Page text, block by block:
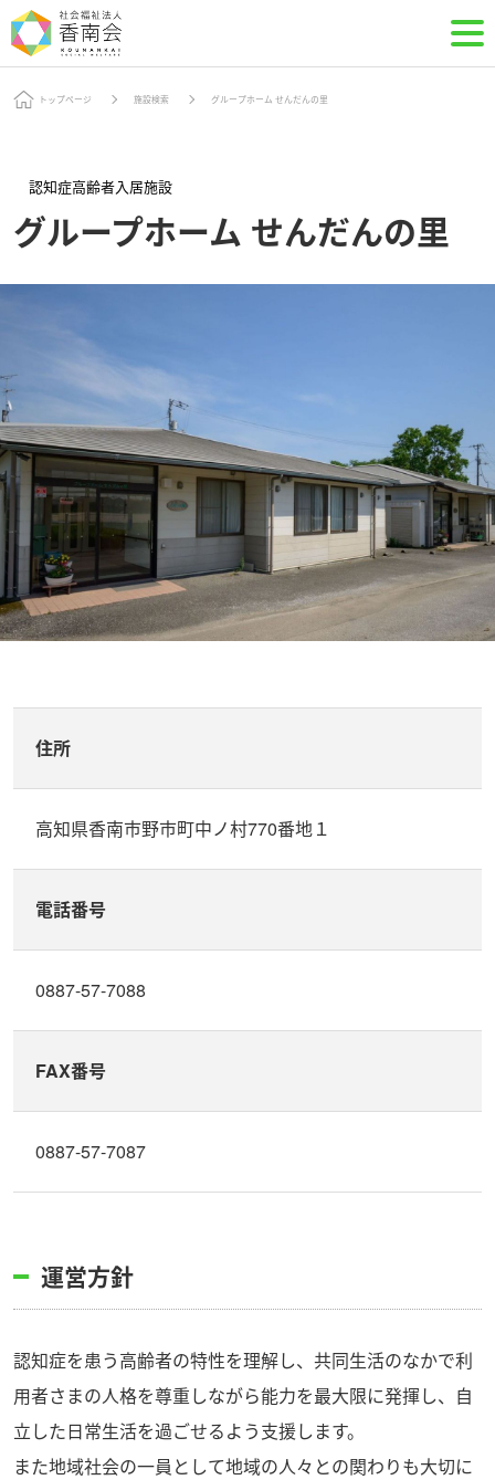
トップページ 施設検索 グループホーム せんだんの里
認知症高齢者入居施設
グループホーム せんだんの里
住所
高知県香南市野市町中ノ村770番地１
電話番号
0887-57-7088
FAX番号
0887-57-7087
運営方針
認知症を患う高齢者の特性を理解し、共同生活のなかで利
用者さまの人格を尊重しながら能力を最大限に発揮し、自
立した日常生活を過ごせるよう支援します。
また地域社会の一員として地域の人々との関わりも大切に